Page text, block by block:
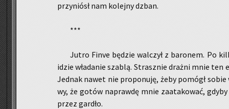
przy­niósł nam ko­lej­ny dzban.
***
Jutro Finve bę­dzie wal­czył z ba­ro­nem. Po
idzie wła­da­nie sza­blą. Strasz­nie draż­ni mnie
Jed­nak nawet nie pro­po­nu­ję, żeby po­mógł
wy, że gotów na­praw­dę mnie za­ata­ko­wać,
przez gar­dło.